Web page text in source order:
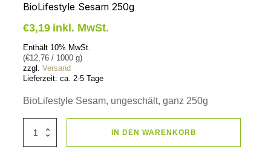
BioLifestyle Sesam 250g
€3,19 inkl. MwSt.
Enthält 10% MwSt.
(€12,76 / 1000 g)
zzgl.Versand
Lieferzeit: ca. 2-5 Tage
BioLifestyle Sesam, ungeschält, ganz 250g
BioLifestyle
Sesam
IN DEN WARENKORB